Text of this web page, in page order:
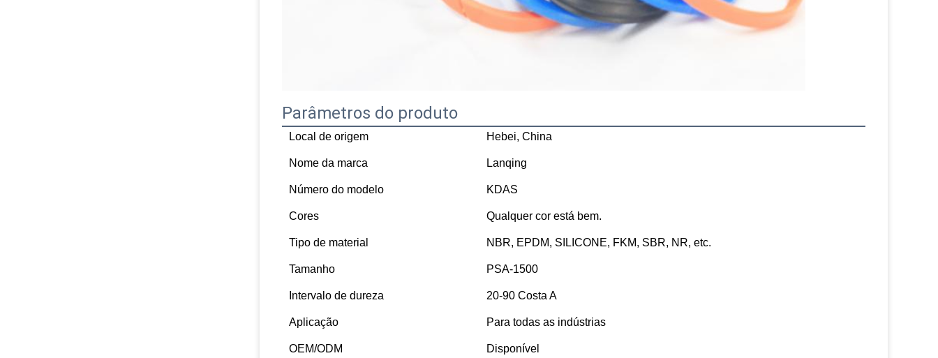
Parâmetros do produto
Local de origem Hebei, China
Nome da marca Lanqing
Número do modelo KDAS
Cores Qualquer cor está bem.
Tipo de material NBR, EPDM, SILICONE, FKM, SBR, NR, etc.
Tamanho PSA-1500
Intervalo de dureza 20-90 Costa A
Aplicação Para todas as indústrias
OEM/ODM Disponível